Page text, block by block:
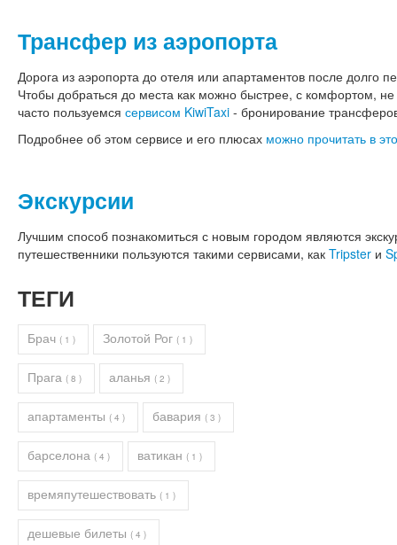
Трансфер из аэропорта
Дорога из аэропорта до отеля или апартаментов после долго
Чтобы добраться до места как можно быстрее, с комфортом,
часто пользуемся сервисом KiwiTaxi - бронирование
Подробнее об этом сервисе и его плюсах можно прочитать в
Экскурсии
Лучшим способ познакомиться с новым городом являются
путешественники пользуются такими сервисами, как Tripster и
ТЕГИ
Брач ( 1 ) Золотой Рог ( 1 )
Прага ( 8 ) аланья ( 2 )
апартаменты ( 4 ) бавария ( 3 )
барселона ( 4 ) ватикан ( 1 )
времяпутешествовать ( 1 )
дешевые билеты ( 4 )